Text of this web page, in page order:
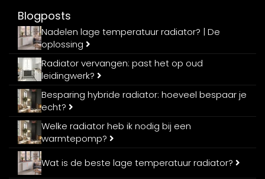
Blogposts
Nadelen lage temperatuur radiator? | De
oplossing
Radiator vervangen: past het op oud
leidingwerk?
Besparing hybride radiator: hoeveel bespaar je
echt?
Welke radiator heb ik nodig bij een
warmtepomp?
Wat is de beste lage temperatuur radiator?